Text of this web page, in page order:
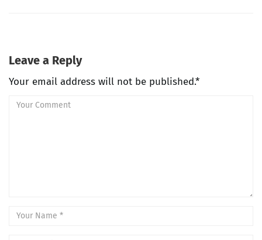
Leave a Reply
Your email address will not be published.*